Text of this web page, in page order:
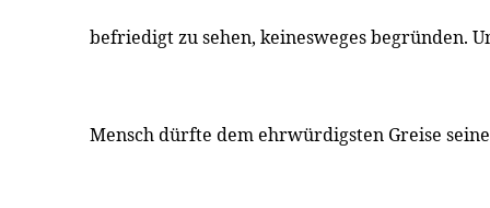
befriedigt zu sehen, keinesweges begründen.
Mensch dürfte dem ehrwürdigsten Greise